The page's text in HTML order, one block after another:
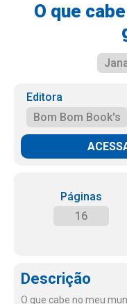
O que
Editora
Bom Bom Book's
Páginas
16
Descrição
O que cabe no meu